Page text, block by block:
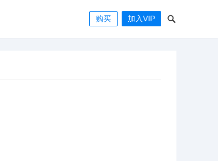
购买 加入VIP